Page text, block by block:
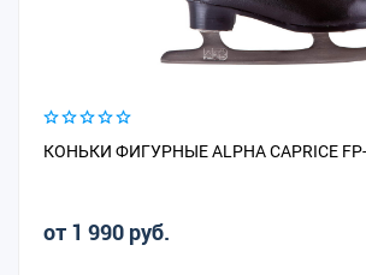
КОНЬКИ ФИГУРНЫЕ ALPHA CAPRICE
от 1 990 руб.